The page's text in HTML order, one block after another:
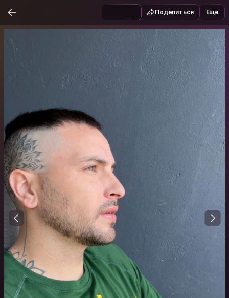
Поделиться Ещё